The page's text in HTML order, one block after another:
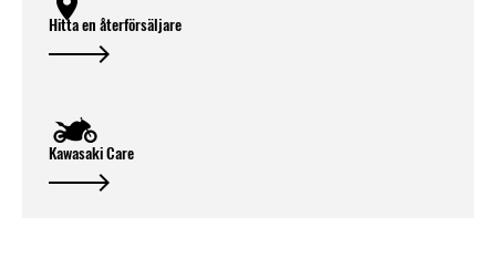
Hitta en återförsäljare
Kawasaki Care